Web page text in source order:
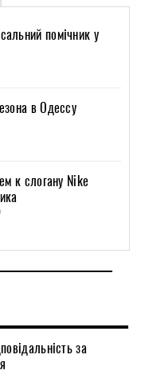
помічник у
в Одессу
к слогану Nike
за